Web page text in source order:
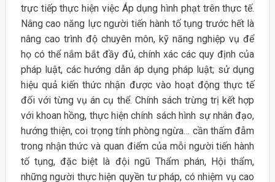
trực tiếp thực hiện việc Áp dụng hình phạt trên thực tế.
Nâng cao năng lực người tiến hành tố tụng trước hết là
nâng cao trình độ chuyên môn, kỹ năng nghiệp vụ để
họ có thể nắm bắt đầy đủ, chính xác các quy định của
pháp luật, các hướng dẫn áp dụng pháp luật; sử dụng
hiệu quả kiến thức nhận được vào hoạt động thực tế
đối với từng vụ án cụ thể. Chính sách trừng trị kết hợp
với khoan hồng, thực hiện chính sách hình sự nhân đạo,
hướng thiện, coi trọng tính phòng ngừa… cần thấm đẫm
trong nhận thức và quan điểm của mỗi người tiến hành
tố tụng, đặc biệt là đội ngũ Thẩm phán, Hội thẩm,
những người thực hiện quyền tư pháp, có nhiệm vụ cao